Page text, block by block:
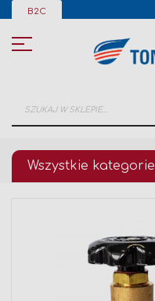
Przejdź
B2C
Wszystkie kategorie